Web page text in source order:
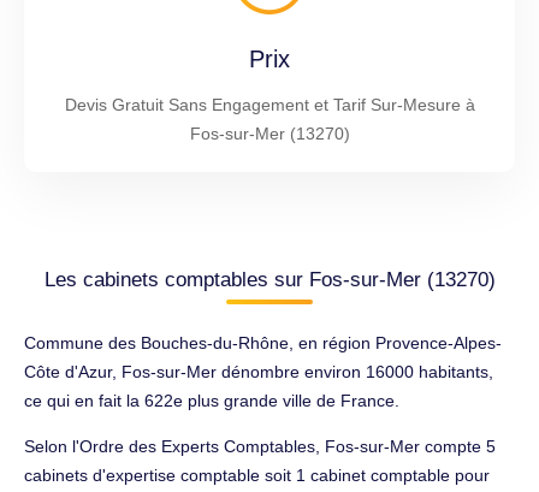
Prix
Devis Gratuit Sans Engagement et Tarif Sur-Mesure à
Fos-sur-Mer (13270)
Les cabinets comptables sur Fos-sur-Mer (13270)
Commune des Bouches-du-Rhône, en région Provence-Alpes-
Côte d'Azur, Fos-sur-Mer dénombre environ 16000 habitants,
ce qui en fait la 622e plus grande ville de France.
Selon l'Ordre des Experts Comptables, Fos-sur-Mer compte 5
cabinets d'expertise comptable soit 1 cabinet comptable pour